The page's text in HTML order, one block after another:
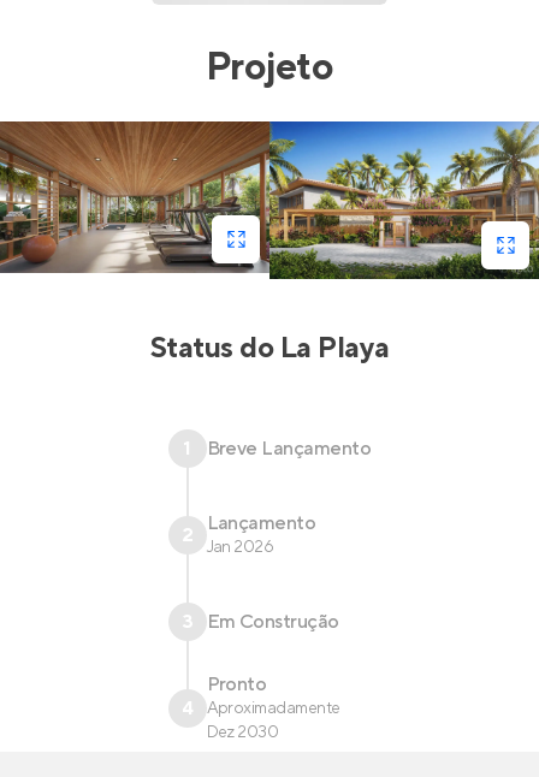
Projeto
Status do La Playa
1 Breve Lançamento
2 Lançamento
Jan 2026
3 Em Construção
4
Pronto
Aproximadamente
Dez 2030